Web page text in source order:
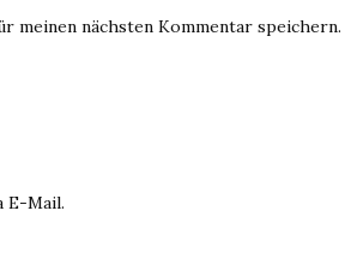
meinen nächsten Kommentar speichern.
E-Mail.